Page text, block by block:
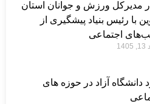
مدیرکل ورزش و جوانان استان
با رئیس بنیاد پیشگیری از
اجتماعی
دانشگاه آزاد در حوزه های